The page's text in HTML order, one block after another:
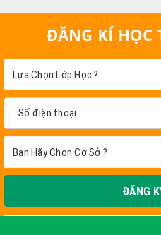
ĐĂNG KÍ HỌC
ĐĂNG